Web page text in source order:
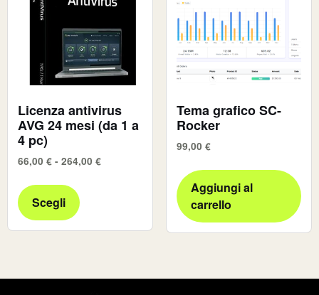
Licenza antivirus
AVG 24 mesi (da 1 a
4 pc)
66,00 € - 264,00 €
Scegli
Tema grafico SC-
Rocker
99,00 €
Aggiungi al
carrello